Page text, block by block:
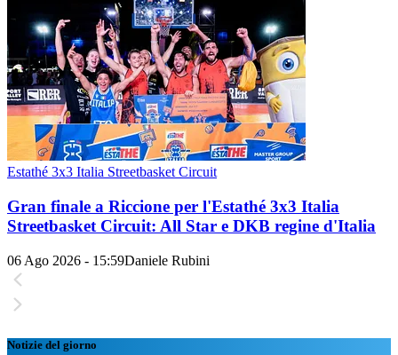
Estathé 3x3 Italia Streetbasket Circuit
Gran finale a Riccione per l'Estathé 3x3 Italia
Streetbasket Circuit: All Star e DKB regine d'Italia
06 Ago 2026 - 15:59Daniele Rubini
Notizie del giorno